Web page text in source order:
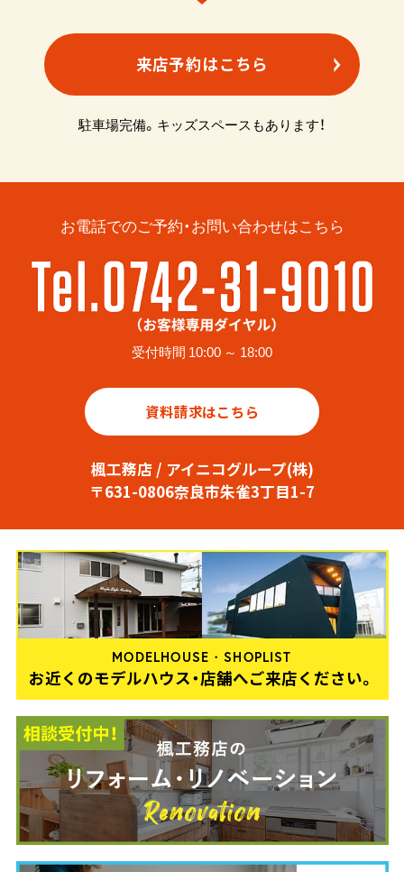
来店予約はこちら
駐車場完備。キッズスペースもあります！
お電話でのご予約・お問い合わせはこちら
受付時間 10:00 ～ 18:00
資料請求はこちら
楓工務店 / アイニコグループ(株)
〒631-0806奈良市朱雀3丁目1-7
MODELHOUSE・SHOPLIST
お近くのモデルハウス・店舗へご来店ください。